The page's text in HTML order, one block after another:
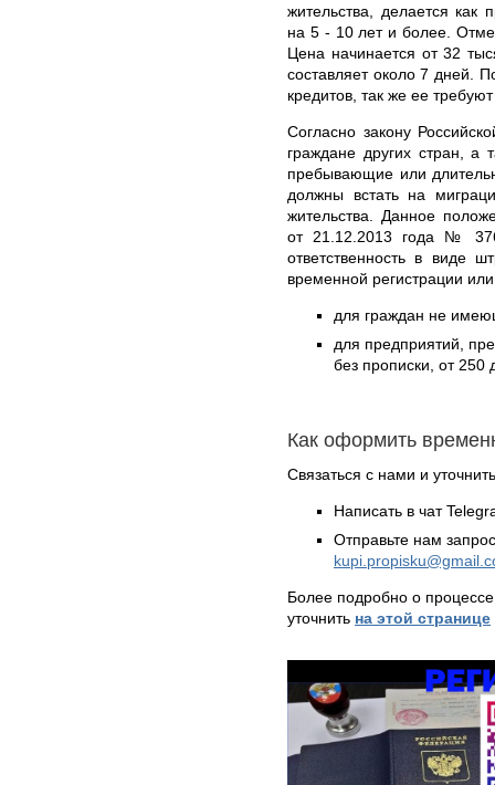
жительства, делается
на 5 - 10 лет и более.
Цена начинается от 32
составляет около 7 дней.
кредитов, так же ее
Согласно закону
граждане других стран, а
пребывающие или
должны встать на
жительства. Данное
от 21.12.2013 года №
ответственность в виде
временной регистрации
для граждан не
для предприятий,
без прописки, от 250
Как оформить
Связаться с нами и
Написать в чат
Отправьте нам
Более подробно о
уточнить на этой странице